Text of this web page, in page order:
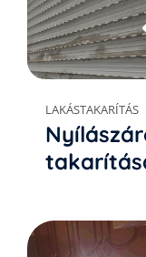
LAKÁSTAKARÍTÁS